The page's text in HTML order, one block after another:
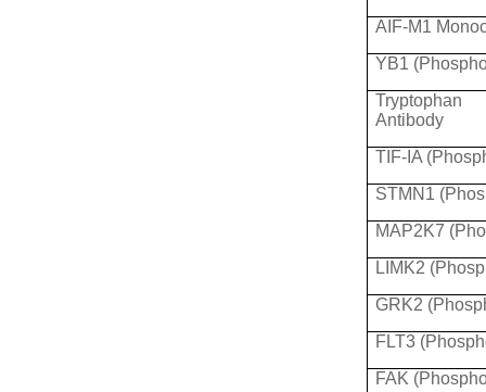
AIF-M1
YB1
Tryptophan
Antibody
TIF-IA
STMN1
MAP2K7
LIMK2
GRK2
FLT3
FAK